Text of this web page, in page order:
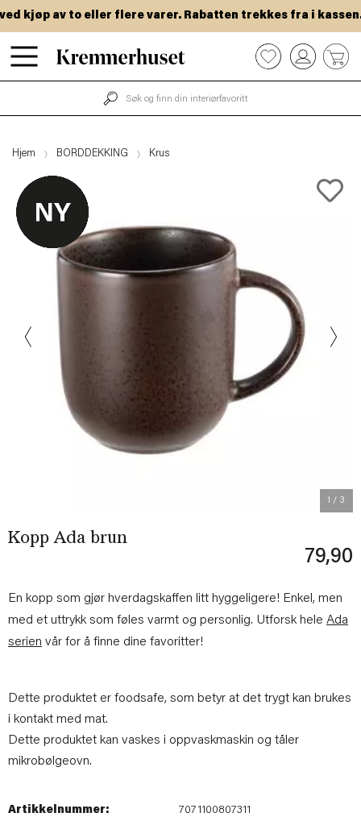
Hopp
til
kjøp av to eller flere varer. Rabatten trekkes fra i kassen.
0
Hjem BORDDEKKING Krus
1 / 3
Previous
Kopp Ada brun
79,90
En kopp som gjør hverdagskaffen litt hyggeligere! Enkel, men
med et uttrykk som føles varmt og personlig. Utforsk hele Ada
serien vår for å finne dine favoritter!
Dette produktet er foodsafe, som betyr at det trygt kan brukes
i kontakt med mat.
Dette produktet kan vaskes i oppvaskmaskin og tåler
mikrobølgeovn.
Artikkelnummer:
7071100807311